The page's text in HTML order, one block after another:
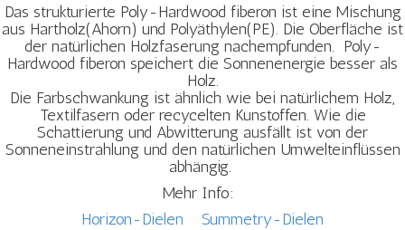
Das strukturierte Poly-Hardwood fiberon ist eine Mischung
aus Hartholz(Ahorn) und Polyäthylen(PE). Die Oberfläche ist
der natürlichen Holzfaserung nachempfunden. Poly-
Hardwood fiberon speichert die Sonnenenergie besser als
Holz.
Die Farbschwankung ist ähnlich wie bei natürlichem Holz,
Textilfasern oder recycelten Kunstoffen. Wie die
Schattierung und Abwitterung ausfällt ist von der
Sonneneinstrahlung und den natürlichen Umwelteinflüssen
abhängig.
Mehr Info:
Horizon-Dielen
Summetry-Dielen